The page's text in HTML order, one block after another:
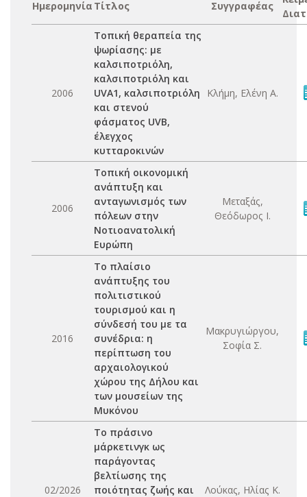
Ημερομηνία Τίτλος Συγγραφέας
2006
Τοπική θεραπεία της
ψωρίασης: με
καλσιποτριόλη,
καλσιποτριόλη και
UVA1, καλσιποτριόλη
και στενού
φάσματος UVB,
έλεγχος
κυτταροκινών
Κλήμη, Ελένη Α.
2006
Τοπική οικονομική
ανάπτυξη και
ανταγωνισμός των
πόλεων στην
Νοτιοανατολική
Ευρώπη
Μεταξάς,
Θεόδωρος Ι.
2016
Το πλαίσιο
ανάπτυξης του
πολιτιστικού
τουρισμού και η
σύνδεσή του με τα
συνέδρια: η
περίπτωση του
αρχαιολογικού
χώρου της Δήλου και
των μουσείων της
Μυκόνου
Μακρυγιώργου,
Σοφία Σ.
02/2026
Το πράσινο
μάρκετινγκ ως
παράγοντας
βελτίωσης της
ποιότητας ζωής και
Λούκας, Ηλίας Κ.